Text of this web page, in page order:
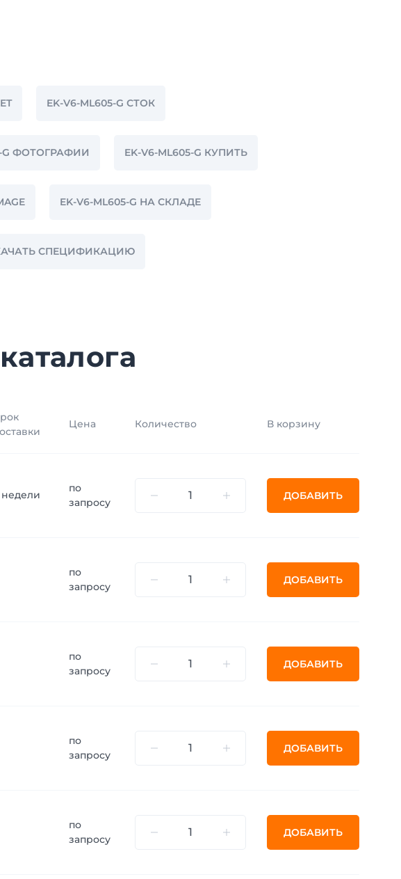
EK-V6-ML605-G СТОК
G ФОТОГРАФИИ EK-V6-ML605-G КУПИТЬ
EK-V6-ML605-G НА СКЛАДЕ
СПЕЦИФИКАЦИЮ
Цена Количество В корзину
недели
по
запросу
ДОБАВИТЬ
по
запросу
ДОБАВИТЬ
по
запросу
ДОБАВИТЬ
по
запросу
ДОБАВИТЬ
по
запросу
ДОБАВИТЬ